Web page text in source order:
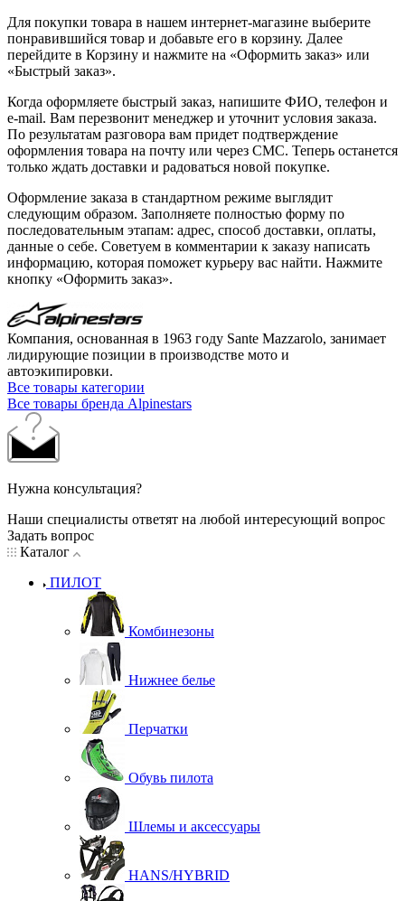
Для покупки товара в нашем интернет-магазине выберите
понравившийся товар и добавьте его в корзину. Далее
перейдите в Корзину и нажмите на «Оформить заказ» или
«Быстрый заказ».
Когда оформляете быстрый заказ, напишите ФИО, телефон и
e-mail. Вам перезвонит менеджер и уточнит условия заказа.
По результатам разговора вам придет подтверждение
оформления товара на почту или через СМС. Теперь останется
только ждать доставки и радоваться новой покупке.
Оформление заказа в стандартном режиме выглядит
следующим образом. Заполняете полностью форму по
последовательным этапам: адрес, способ доставки, оплаты,
данные о себе. Советуем в комментарии к заказу написать
информацию, которая поможет курьеру вас найти. Нажмите
кнопку «Оформить заказ».
Компания, основанная в 1963 году Sante Mazzarolo, занимает
лидирующие позиции в производстве мото и
автоэкипировки.
Все товары категории
Все товары бренда Alpinestars
Нужна консультация?
Наши специалисты ответят на любой интересующий вопрос
Задать вопрос
Каталог
ПИЛОТ
Комбинезоны
Нижнее белье
Перчатки
Обувь пилота
Шлемы и аксессуары
HANS/HYBRID